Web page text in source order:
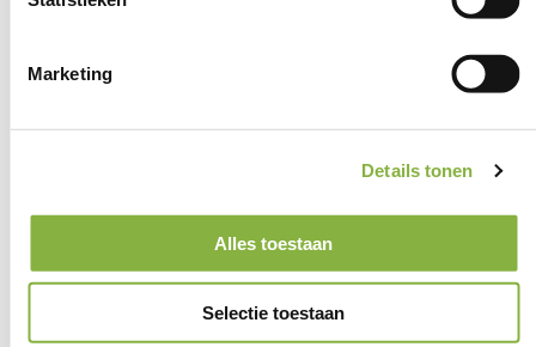
Marketing
Details tonen
Alles toestaan
Selectie toestaan
Vertrouwen in onze
thuishulp
Wijkgericht: altijd dichtbij
ISO 9001 gecertificeerd